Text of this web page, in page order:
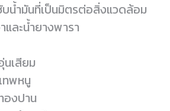
น้ำมันที่เป็นมิตรต่อสิ่งแวดล้อม
และน้ำยางพารา
เสียม
ทพหนู
องปาน